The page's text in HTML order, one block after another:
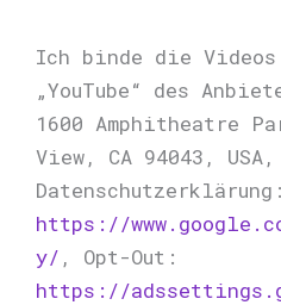
Ich binde die
„YouTube“ des
1600 Amphitheatre
View, CA 94043,
Datenschutzerklärung:
https://
y/ , Opt-Out:
https://